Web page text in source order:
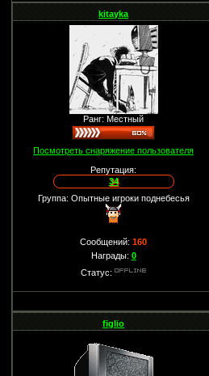
kitayka
Ранг: Местный
Посмотреть снаряжение пользователя
Репутация:
34
Группа: Опытные игроки поднебесья
Сообщений:160
Награды: 0
Статус:
figlio